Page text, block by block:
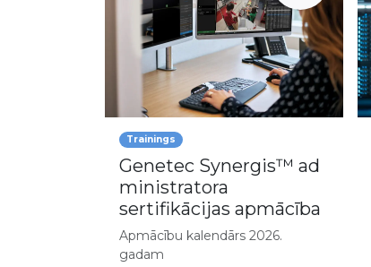
Trainings
Genetec Synergis™ ad
ministratora
sertifikācijas apmācība
Apmācību kalendārs 2026.
gadam